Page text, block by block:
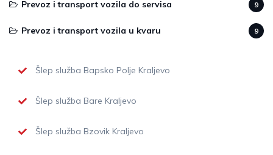
Prevoz i transport vozila do servisa 9
Prevoz i transport vozila u kvaru 9
Šlep služba Bapsko Polje Kraljevo
Šlep služba Bare Kraljevo
Šlep služba Bzovik Kraljevo